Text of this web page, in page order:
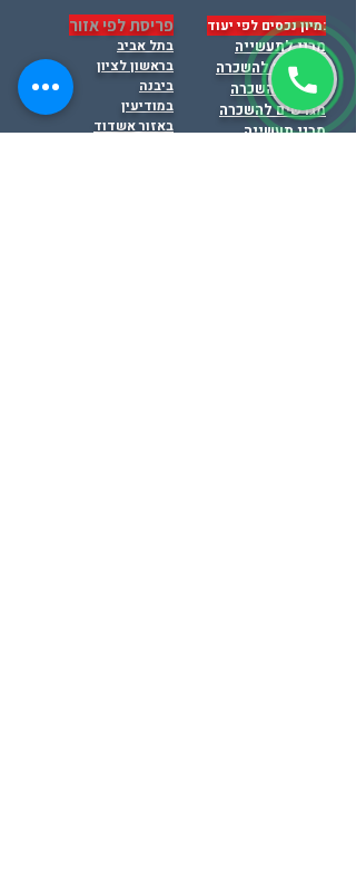
:מיון נכסים לפי יעוד
מבני לתעשייה
משרדים להשכרה
חנויות להשכרה
מגרשים להשכרה
מבני תעשייה
פריסת לפי אזור
בתל אביב
בראשון לציון
ביבנה
במודיעין
באזור אשדוד